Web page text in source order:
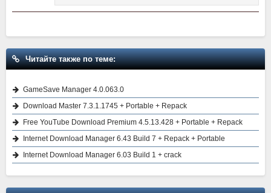
Читайте также по теме:
GameSave Manager 4.0.063.0
Download Master 7.3.1.1745 + Portable + Repack
Free YouTube Download Premium 4.5.13.428 + Portable + Repack
Internet Download Manager 6.43 Build 7 + Repack + Portable
Internet Download Manager 6.03 Build 1 + crack